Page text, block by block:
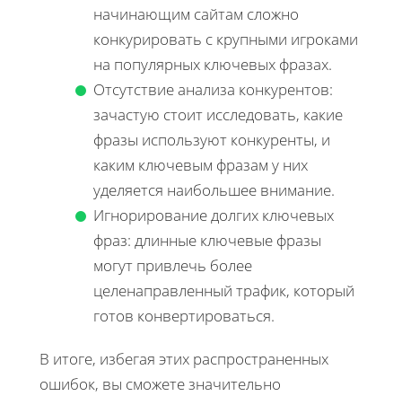
начинающим сайтам сложно
конкурировать с крупными игроками
на популярных ключевых фразах.
Отсутствие анализа конкурентов:
зачастую стоит исследовать, какие
фразы используют конкуренты, и
каким ключевым фразам у них
уделяется наибольшее внимание.
Игнорирование долгих ключевых
фраз: длинные ключевые фразы
могут привлечь более
целенаправленный трафик, который
готов конвертироваться.
В итоге, избегая этих распространенных
ошибок, вы сможете значительно